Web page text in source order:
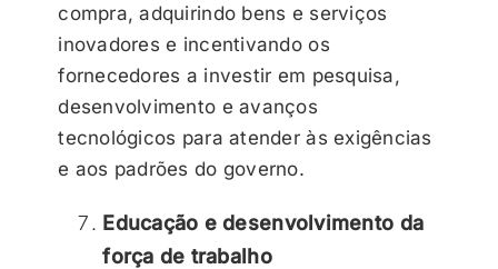
compra, adquirindo bens e serviços
inovadores e incentivando os
fornecedores a investir em pesquisa,
desenvolvimento e avanços
tecnológicos para atender às exigências
e aos padrões do governo.
Educação e desenvolvimento da
força de trabalho